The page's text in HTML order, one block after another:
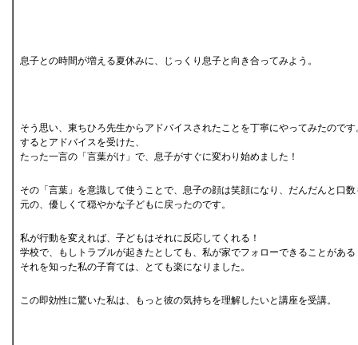
息子との時間が増える夏休みに、じっくり息子と向き合ってみよう。
そう思い、東ちひろ先生からアドバイスされたことを丁寧にやってみたのです
するとアドバイスを受けた、
たった一言の「言葉がけ」で、息子がすぐに変わり始めました！
その「言葉」を意識して使うことで、息子の顔は笑顔になり、だんだんと口
元の、優しくて穏やかな子どもに戻ったのです。
私が行動を変えれば、子どもはそれに反応してくれる！
学校で、もしトラブルが起きたとしても、私が家でフォローできることがある
それを知った私の子育ては、とても楽になりました。
この即効性に驚いた私は、もっと彼の気持ちを理解したいと講座を受講。